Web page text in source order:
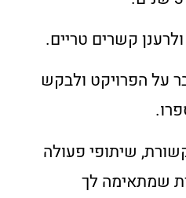
קשרים טריים.
על הפרויקט ולבקש
שיתופי פעולה
שמתאימה לך